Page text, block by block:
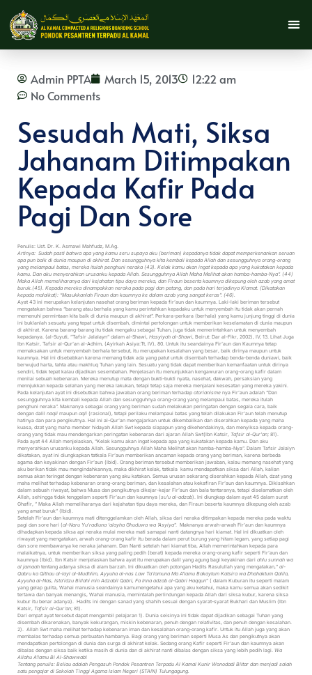
Admin PPTA March 15, 2013
12:22 am
No Comments
Sesudah Mati, Siksa
Jahanam Ditimpakan
Kepada Kafir Pada
Pagi Dan Sore
Penulis: Ust. Dr. K. Asmawi Mahfudz, M.Ag.
Artinya: Sudah pasti bahwa apa yang kamu seru supaya aku (beriman) kepadanya tidak dapat memperkenankan seruan
apa pun baik di dunia maupun di akhirat. Dan sesungguhnya kita kembali kepada Allah dan sesungguhnya orang-orang
yang melampaui batas, mereka itulah penghuni neraka (43). Kelak kamu akan ingat kepada apa yang kukatakan kepada
kamu. Dan aku menyerahkan urusanku kepada Allah. Sesungguhnya Allah Maha Melihat akan hamba-hamba-Nya”. (44)
Maka Allah memeliharanya dari kejahatan tipu daya mereka, dan Firaun beserta kaumnya dikepung oleh azab yang amat
buruk.(45). Kepada mereka dinampakkan neraka pada pagi dan petang, dan pada hari terjadinya Kiamat. (Dikatakan
kepada malaikat): “Masukkanlah Firaun dan kaumnya ke dalam azab yang sangat keras”. (46).
Ayat 43 ini merupakan kelanjutan nasehat orang beriman kepada fir’aun dan kaumnya. Laki-laki beriman tersebut
mengatakan bahwa “barang atau berhala yang kamu perintahkan kepadaku untuk menyembah itu tidak akan pernah
memenuhi permintaan kita baik di dunia maupun di akhirat”. Perkara-perkara (berhala) yang kamu junjung tinggi di dunia
ini buklanlah sesuatu yang tepat untuk disembah, dimintai pertolongan untuk memberikan keselamatan di dunia maupun
di akhirat. Karena barang-barang itu tidak mengaku sebagai Tuhan, juga tidak memerintahkan untuk menyembah
kepadanya. (al-Suyuti, ”Tafsir Jalalayn” dalam al-Shawi, Hasyiyah al-Shawi, Beirut: Dar al-Fikr, 2002), IV, 13. Lihat Juga
Ibn Katsir, Tafsir al-Qur’an al-Adhim, (Ayirkah Asiya:Tt, IV), 80. Untuk itu seandainya Fir’aun dan Kaumnya tetap
memaksakan untuk menyembah berhala tersebut, itu merupakan kesalahan yang besar, baik dirinya maupun untuk
kaumnya. Hal ini disebabkan karena memang tidak ada yang patut untuk disembah terhadap benda-benda duniawi, baik
berwujud harta, tahta atau makhluq Tuhan yang lain. Sesuatu yang tidak dapat memberikan kemanfaatan untuk dirinya
sendiri, tidak tepat kalau dijadikan sesembahan. Penjelasan itu menunjukkan kengawuran orang-orang kafir dalam
menilai sebuah kebenaran. Mereka menutup mata dengan bukti-bukti nyata, nasehat, dakwah, persaksian yang
mennjukkan kepada selahan yang mereka lakukan, tetapi tetap saja mereka menjalani kesesatan yang mereka yakini.
Pada kelanjutan ayat ini disebutkan bahwa jawaban orang beriman terhadap otorianisme nya Fir’aun adalah “Dan
sesungguhnya kita kembali kepada Allah dan sesungguhnya orang-orang yang melampaui batas, mereka itulah
penghuni neraka”. Maknanya sebagai orang yang beriman sudah melakukan peringatan dengan segala cara, baik
dengan dalil naqli maupun aqli (rasional), tetapi perilaku melampaui batas yang telah dilakukan Fir’aun telah menutup
hatinya dan para pengikutnya. Hal ini al-Qur’an mengajarkan untuk dikembalikan dan diserahkan kepada yang maha
kuasa, dzat yang maha member hidayah Allah Swt kepada siapapun yang dikehendakinya, dan menyiksa kepada orang-
orang yang tidak mau mendengarkan peringatan kebenaran dari ajaran Allah Swt(Ibn Katsir, Tafsir al-Qur’an; 81).
Pada ayat 44 Allah menjelaskan, “Kelak kamu akan ingat kepada apa yang kukatakan kepada kamu. Dan aku
menyerahkan urusanku kepada Allah. Sesungguhnya Allah Maha Melihat akan hamba-hamba-Nya”. Dalam Tafsir Jalalyn
dikatakan, ayat ini diungkapkan tatkala Fir’aun memberikan ancaman kepada orang yang beriman, karena berbeda
agama dan keyakinan dengan Fir’aun (Ibid). Orang beriman tersebut memberikan jawaban, kalau memang nasehat yang
aku berikan tidak mau mengindahkannya, maka dikhirat kelak, tatkala kamu mendapatkan siksa dari Allah, kalian
semua akan teringat dengan kebenaran yang aku katakan. Semua urusan sekarang diserahkan kepada Allah, dzat yang
maha melihat terhadap kebenaran orang-orang beriman, dan kesalahan atau kekafiran Fir’aun dan kaumnya. Dikisahkan
dalam sebuah riwayat, bahwa Musa dan pengikutnya dikejar-kejar Fir’aun dan bala tentaranya, tetapi diselamatkan oleh
Allah, sehingga tidak tenggelam seperti Fir’aun dan kaumnya (su’u al-adzab). Ini diungkap dalam ayat 45 dalam surat
Ghafir, ” Maka Allah memeliharanya dari kejahatan tipu daya mereka, dan Firaun beserta kaumnya dikepung oleh azab
yang amat buruk” (Ibid).
Setelah Fir’aun dan kaumnya mati ditenggelamkan oleh Allah, siksa dari neraka ditimpakan kepada mereka pada waktu
pagi dan sore hari (al-Naru Yu’radluna ‘alayha Ghuduwa wa ‘Asyiya”. Maknanya arwah-arwah Fir’aun dan kaumnya
dihadapkan kepada siksa api neraka mulai mereka mati samapai nanti datangnya hari kiamat. Hal ini dikuatkan oleh
riwayat yang mengatakan, arwah orang-orang kafir itu berada dalam perut burung yang hitam legam, yang setiap pagi
dan sore membawanya ke neraka jahanam. Dan Nanti setelah hari kiamat tiba, Allah memerintahkan kepada para
malaikatnya, untuk memberikan siksa yang paling pedih (berat) kepada mereka orang-orang kafir seperti Fir’aun dan
kaumnya (Ibid). Ibn Katsir menjelaskan bahwa ayat itu merupakan dalil yang agung bagi keyakinan dari ahlu sunnah wa
al jamaah tentang adanya siksa di alam barzah. Ini dikuatkan oleh potongan Hadits Rasulullah yang mengatakan,” al-
Qabru ka Qithau al-layl al-Mudhlim, Ayyuha al-nas Law Ta’lamuna Ma A’lamu Bakaytum Katsira wa Dhahaktum Qalila,
Ayyuha al-Nas, Ista’idzu Billahi min Adzabil Qabri, Fa Inna adzab al-Qabri Haqqun” ( dalam Kuburan itu seperti malam
yang gelap gulita, Wahai manusia seandainya kamumengetahui apa yang aku ketahui, maka kamu semua akan sedikit
tertawa dan banyak menangis, Wahai manusia, memintalah perlindungan kepada Allah dari siksa kubur, karena siksa
kubur itu benar adanya). Hadits ini dengan sanad yang shahih sesuai dengan syarat-syarat Bukhari dan Muslim (Ibn
Katsir, Tafsir al-Qur’an; 81).
Dari empat ayat tersebut dapat mengambil pelajaran 1). Dunia seisinya ini tidak dapat dijadikan sebagai Tuhan yang
disembah dikarenakan, banyak kekurangan, miskin kebenaran, penuh dengan relativitas, dan penuh dengan kesalahan.
2). Allah Swt maha melihat terhadap kebenaran iman dan kesalahan orang-orang kafir. Untuk itu Allah juga yang akan
membalas terhadap semua perbuatan hambanya. Bagi orang yang beriman seperti Musa As dan pengikutnya akan
mendapatkan pertolongan di dunia dan surga di akhirat kelak. Sedang orang Kafir seperti Fir’aun dan kaumnya akan
dibalas dengan siksa baik ketika masih di dunia dan di akhirat nanti dibalas dengan siksa yang lebih pedih lagi. Wa
Allahu A’lamu Bi Al-Shawwab!
Tentang penulis: Beliau adalah Pengasuh Pondok Pesantren Terpadu Al Kamal Kunir Wonodadi Blitar dan menjadi salah
satu pengajar di Sekolah Tinggi Agama Islam Negeri (STAIN) Tulungagung.